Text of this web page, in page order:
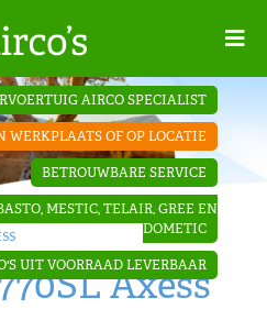
AIRCO SPECIALIST
OF OP LOCATIE
BETROUWBARE SERVICE
MESTIC, TELAIR, GREE EN
DOMETIC
UIT VOORRAAD LEVERBAAR
Axess